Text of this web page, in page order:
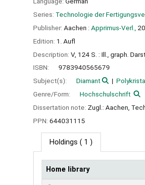
Series: Technologie der
Publisher: Aachen : Apprimus-Verl.,
Edition: 1. Aufl
Description: V, 124 S. : Ill., graph.
ISBN:
9783940565679
Subject(s):
Diamant
Genre/Form:
Hochschulschrift
Dissertation note: Zugl.: Aachen,
PPN: 644031115
Holdings ( 1 )
Home library